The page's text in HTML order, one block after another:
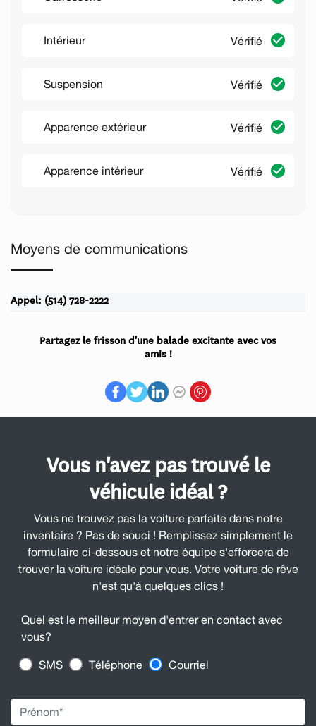
Intérieur Vérifié
Suspension Vérifié
Apparence extérieur Vérifié
Apparence intérieur Vérifié
Moyens de communications
Appel: (514) 728-2222
Partagez le frisson d'une balade excitante avec vos
amis !
Vous n'avez pas trouvé le
véhicule idéal ?
Vous ne trouvez pas la voiture parfaite dans notre
inventaire ? Pas de souci ! Remplissez simplement le
formulaire ci-dessous et notre équipe s'efforcera de
trouver la voiture idéale pour vous. Votre voiture de rêve
n'est qu'à quelques clics !
Quel est le meilleur moyen d'entrer en contact avec
vous?
SMS Téléphone Courriel